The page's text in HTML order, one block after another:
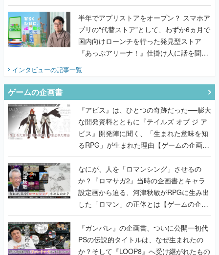
うこだわりをプロデューサーに聞いた
半年でアプリストアをオープン？ スマホア
プリの“代替ストア”として、わずか6ヵ月で
国内向けローンチを行った発見型ストア
『あっぷアリーナ！』仕掛け人に話を聞い
てみた
インタビューの記事一覧
ゲームの企画書
『アビス』は、ひとつの奇跡だった──膨大
な開発資料とともに『テイルズ オブ ジ ア
ビス』開発陣に聞く、「生まれた意味を知
るRPG」が生まれた理由【ゲームの企画
書】
なにが、人を「ロマンシング」させるの
か？『ロマサガ2』当時の企画書とキャラ
設定画から迫る、河津秋敏がRPGに生み出
した「ロマン」の正体とは【ゲームの企画
書】
『ガンパレ』の企画書、ついに公開━初代
PSの伝説的タイトルは、なぜ生まれたの
か？そして『LOOP8』へ受け継がれたもの